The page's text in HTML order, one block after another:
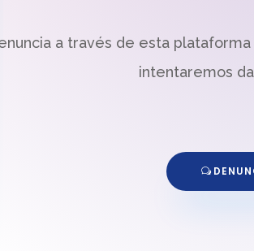
a través de esta
intentaremos